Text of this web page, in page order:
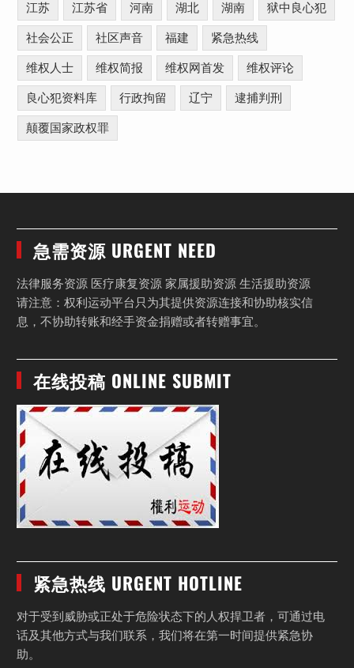
江苏 江苏省 河南 湖北 湖南 狱中良心犯
社会公正 社区声音 福建 紧急热线
维权人士 维权简报 维权网首发 维权评论
良心犯资料库 行政拘留 辽宁 逮捕判刑
颠覆国家政权罪
急需资源 URGENT NEED
法律服务资源 医疗康复资源 家属援助资源 生活援助资源
请注意：权利运动平台只为其提供资源连接和协助核实信
息，不协助转账和经手资金捐赠或者转赠事宜。
在线投稿 ONLINE SUBMIT
紧急热线 URGENT HOTLINE
对于受到威胁或正处于危险状态下的人权捍卫者，可通过电
话及其他方式与我们联系，我们将在第一时间提供紧急协
助。